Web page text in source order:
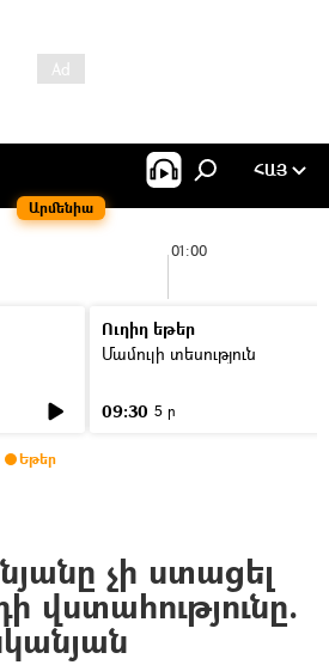
Արմենիա
ՀԱՅ
01:00
Ուղիղ եթեր
Մամուլի տեսություն
09:30 5 ր
Եթեր
չի ստացել
վստահությունը.